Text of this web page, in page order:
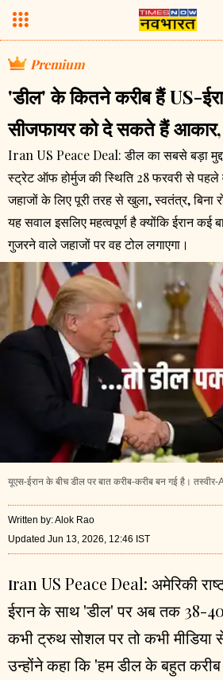
Premium
'डील' के कितने करीब हैं US-
सीजफायर को दे सकते हैं
Iran US Peace Deal: डील का सबसे बड़ा
स्ट्रेट ऑफ होर्मुज की स्थिति 28 फरवरी से पहले
जहाजों के लिए पूरी तरह से खुला, स्वतंत्र,
यह सवाल इसलिए महत्वपूर्ण है क्योंकि ईरान कई
गुजरने वाले जहाजों पर वह टोल लगाएगा।
यूएस-ईरान के बीच डील पर बात करीब-करीब बन गई है। तस्वीर-
Written by:Alok Rao
Updated Jun 13, 2026, 12:46 IST
Iran US Peace Deal: अमेरिकी
ईरान के साथ 'डील' पर अब तक 38-
कभी ट्रुथ सोशल पर तो कभी मीडिया
उन्होंने कहा कि 'हम डील के बहुत